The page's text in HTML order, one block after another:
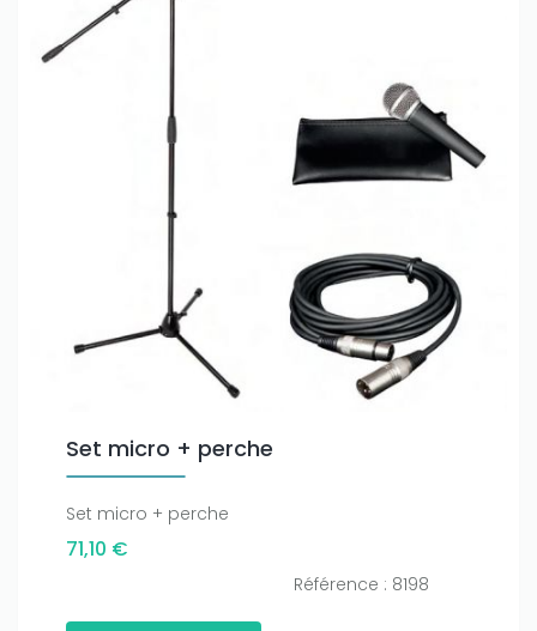
Set micro + perche
Set micro + perche
71,10 €
Référence : 8198